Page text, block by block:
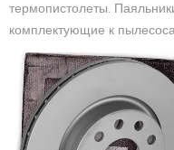
термопистолеты.
комплектующие к